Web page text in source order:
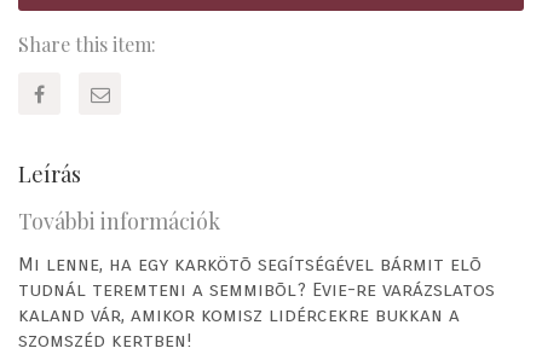
Share this item:
Leírás
További információk
Mi lenne, ha egy karkötõ segítségével bármit elõ
tudnál teremteni a semmibõl? Evie-re varázslatos
kaland vár, amikor komisz lidércekre bukkan a
szomszéd kertben!